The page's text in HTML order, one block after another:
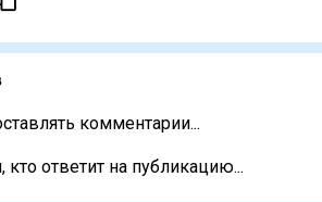
комментарии...
ответит на публикацию...